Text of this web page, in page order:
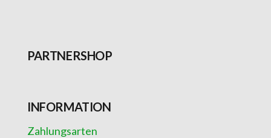
PARTNERSHOP
INFORMATION
Zahlungsarten